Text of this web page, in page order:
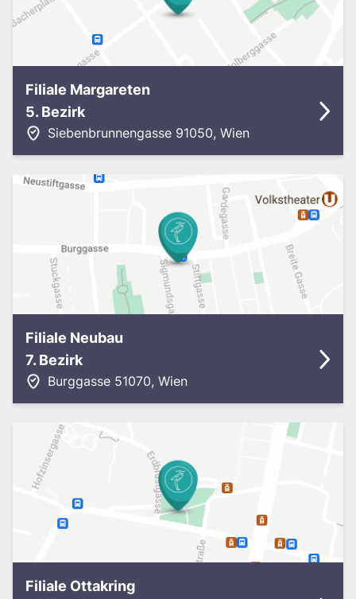
Filiale Margareten
5. Bezirk
Siebenbrunnengasse 91050, Wien
Filiale Neubau
7. Bezirk
Burggasse 51070, Wien
Filiale Ottakring